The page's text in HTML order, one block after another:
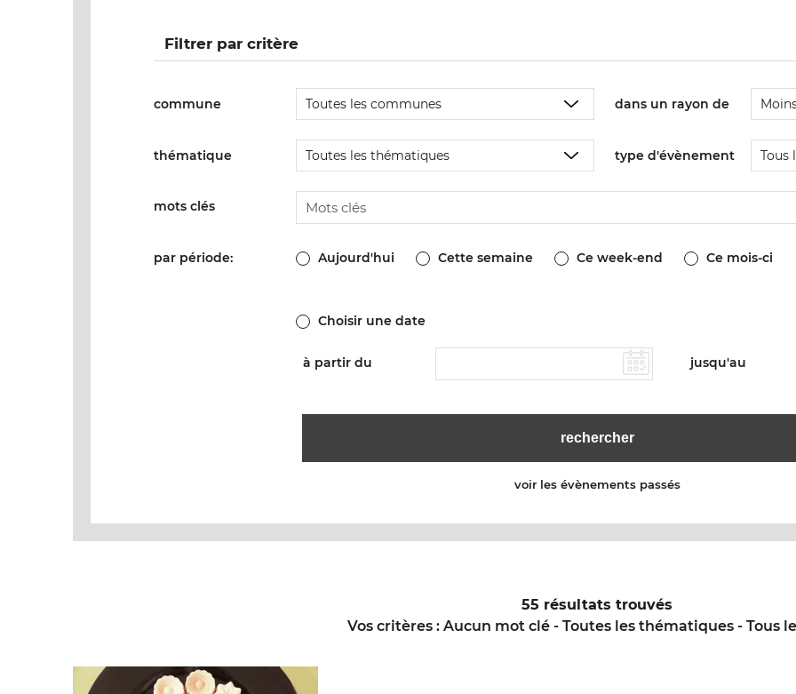
Filtrer par critère
commune dans un rayon de
thématique type d'évènement
mots clés
par période: Aujourd'hui Cette semaine Ce week-end Ce mois-ci
Choisir une date
à partir du jusqu'au
voir les évènements passés
55 résultats trouvés
Vos critères : Aucun mot clé - Toutes les thématiques - Tous